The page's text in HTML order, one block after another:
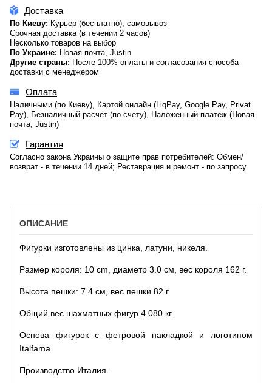
Доставка
По Киеву: Курьер (бесплатно), самовывоз
Срочная доставка (в течении 2 часов)
Несколько товаров на выбор
По Украине: Новая почта, Justin
Другие страны: После 100% оплаты и согласования способа
доставки с менеджером
Оплата
Наличными (по Киеву), Картой онлайн (LiqPay, Google Pay, Privat
Pay), Безналичный расчёт (по счету), Наложенный платёж (Новая
почта, Justin)
Гарантия
Согласно закона Украины о защите прав потребителей: Обмен/
возврат - в течении 14 дней; Реставрация и ремонт - по запросу
ОПИСАНИЕ
Фигурки изготовлены из цинка, латуни, никеля.
Размер короля: 10 cm, диаметр 3.0 см, вес короля 162 г.
Высота пешки: 7.4 см, вес пешки 82 г.
Общий вес шахматных фигур 4.080 кг.
Основа фигурок с фетровой накладкой и логотипом
Italfama.
Производство Италия.